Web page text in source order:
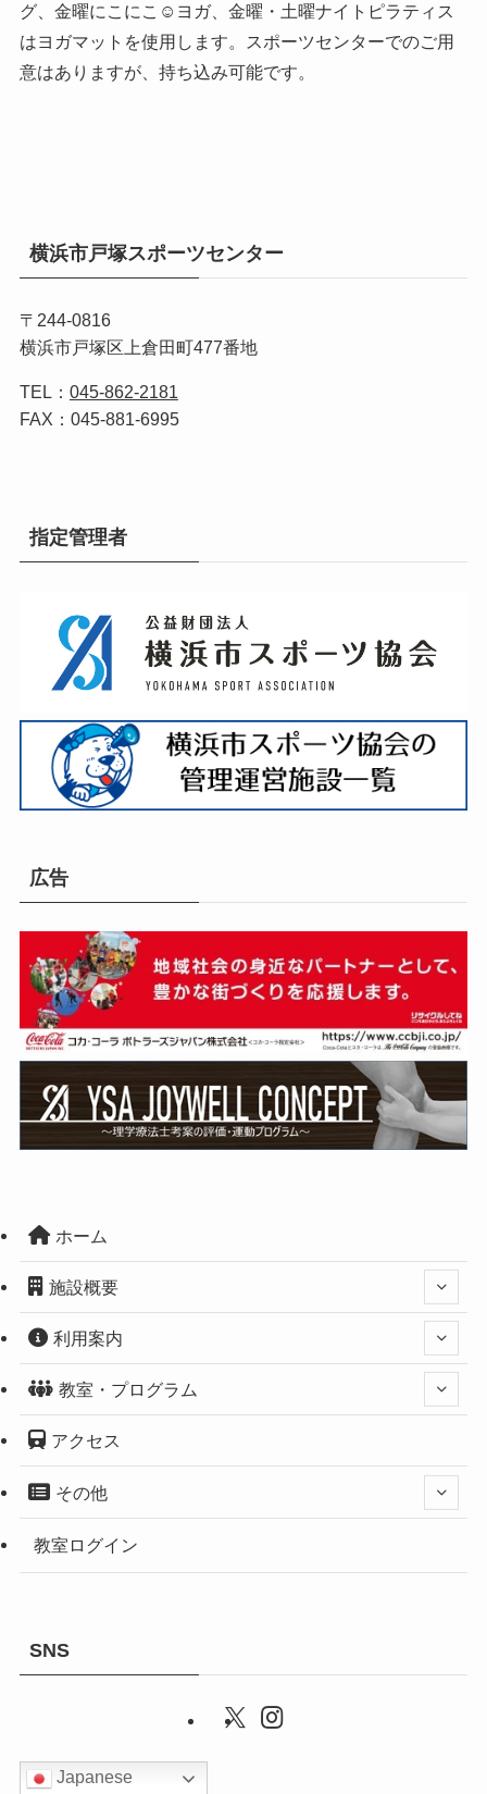
グ、金曜にこにこ☺ヨガ、金曜・土曜ナイトピラティス
はヨガマットを使用します。スポーツセンターでのご用
意はありますが、持ち込み可能です。
横浜市戸塚スポーツセンター
〒244-0816
横浜市戸塚区上倉田町477番地
TEL： 045-862-2181
FAX：045-881-6995
指定管理者
広告
ホーム
施設概要
利用案内
教室・プログラム
アクセス
その他
教室ログイン
SNS
Japanese